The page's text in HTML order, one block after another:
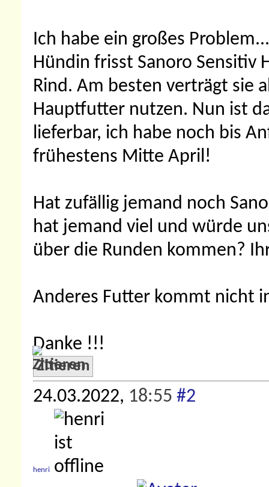
Ich habe ein großes
Hündin frisst Sanoro Sensitiv
Rind. Am besten verträgt sie
Hauptfutter nutzen. Nun ist
lieferbar, ich habe noch bis
frühestens Mitte April!
Hat zufällig jemand noch
hat jemand viel und würde
über die Runden kommen?
Anderes Futter kommt nicht
Danke !!!
Zitieren
24.03.2022, 18:55 #2
henri